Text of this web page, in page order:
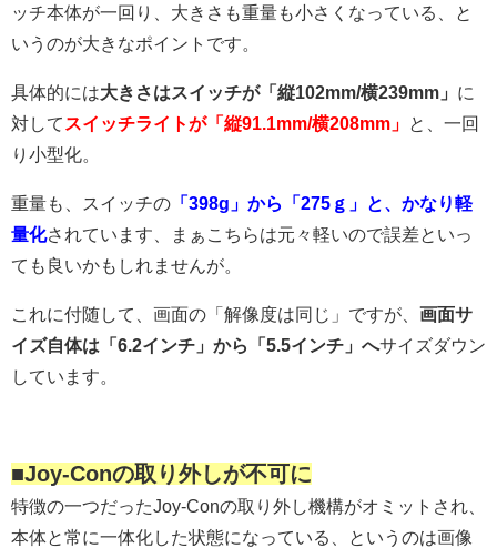
ッチ本体が一回り、大きさも重量も小さくなっている、と
いうのが大きなポイントです。
具体的には大きさはスイッチが「縦102mm/横239mm」 に
対して スイッチライトが「縦91.1mm/横208mm」
と、一回
り小型化。
重量も、スイッチの 「398g」から「275ｇ」と、かなり軽
量化されています、まぁこちらは元々軽いので誤差といっ
ても良いかもしれませんが。
これに付随して、画面の「解像度は同じ」ですが、 画面サ
イズ自体は「6.2インチ」から「5.5インチ」へサイズダウン
しています。
■Joy-Conの取り外しが不可に
特徴の一つだったJoy-Conの取り外し機構がオミットされ、
本体と常に一体化した状態になっている、というのは画像